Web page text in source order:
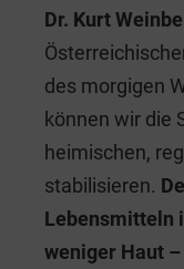
Dr. Kurt
des morgigen
können wir die
heimischen,
stabilisieren.
Lebensmitteln
weniger Haut